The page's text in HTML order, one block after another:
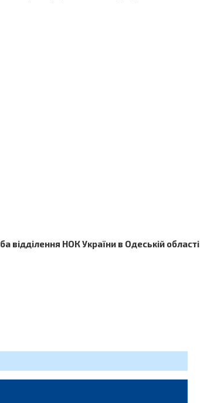
відділення НОК України в Одеській області